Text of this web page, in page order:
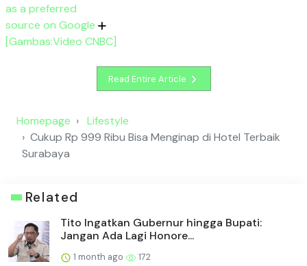
as a preferred
source on Google
[Gambas:Video CNBC]
Read Entire Article
Homepage
Lifestyle
Cukup Rp 999 Ribu Bisa Menginap di Hotel Terbaik
Surabaya
Related
Tito Ingatkan Gubernur hingga Bupati:
Jangan Ada Lagi Honore...
1 month ago 172